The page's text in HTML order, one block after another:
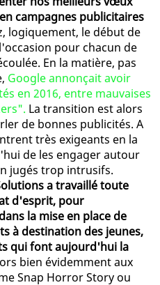
campagnes publicitaires
logiquement, le début de
pour chacun de
En la matière, pas
Google annonçait avoir
en 2016, entre mauvaises
La transition est alors
de bonnes publicités. A
très exigeants en la
de les engager autour
jugés trop intrusifs.
a travaillé toute
d'esprit, pour
la mise en place de
à destination des jeunes,
qui font aujourd'hui la
bien évidemment aux
Snap Horror Story ou